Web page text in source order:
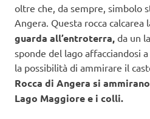
oltre che, da sempre, simbolo
Angera. Questa rocca calcarea
guarda all’entroterra, da un
sponde del lago affacciandosi
la possibilità di ammirare il
Rocca di Angera si
Lago Maggiore e i colli.